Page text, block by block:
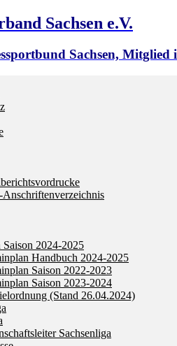
Sachsen e.V.
Sachsen, Mitglied
2024-2025
Handbuch 2024-2025
Saison 2022-2023
Saison 2023-2024
(Stand 26.04.2024)
Sachsenliga